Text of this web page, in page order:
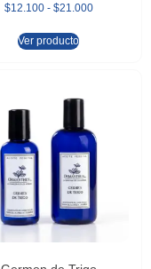
$12.100 - $21.000
Ver producto